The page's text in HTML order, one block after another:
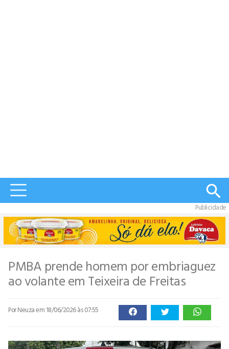
Publicidade
PMBA prende homem por embriaguez
ao volante em Teixeira de Freitas
Por Neuzaem 18/06/2026 às 07:55